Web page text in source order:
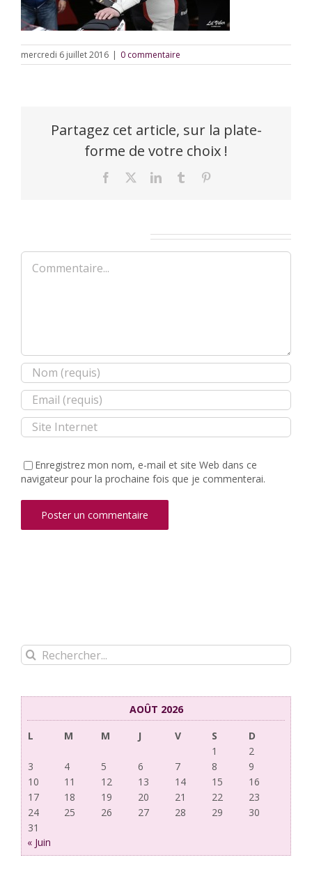
mercredi 6 juillet 2016 | 0 commentaire
Partagez cet article, sur la plate-
forme de votre choix !
Facebook LinkedInTumblr
Commentaire
Enregistrez mon nom, e-mail et site Web dans ce
navigateur pour la prochaine fois que je commenterai.
Rechercher:
AOÛT 2026
L
M M J V S
D
1
2
3
4 5 6 7 8
9
10
11 12 13 14 15
16
17
18 19 20 21 22
23
24
25 26 27 28 29
30
31
« Juin